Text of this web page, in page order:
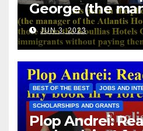
George (the
Atlantis Hotel),
with those from
Hotels Group,
immigrants
them for the
JUN 3, 2023
BEST OF THE BEST JOBS AND
SCHOLARSHIPS AND GRANTS
Plop Andrei: